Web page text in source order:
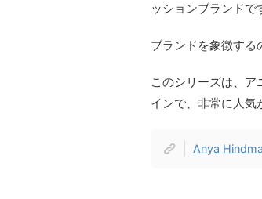
ッションブランドで
ブランドを象徴する
このシリーズは、
インで、非常に人気
Anya